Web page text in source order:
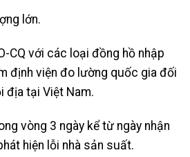
lớn.
CQ với các loại đồng hồ nhập
định viện đo lường quốc gia đối
địa tại Việt Nam.
vòng 3 ngày kể từ ngày nhận
hiện lỗi nhà sản suất.